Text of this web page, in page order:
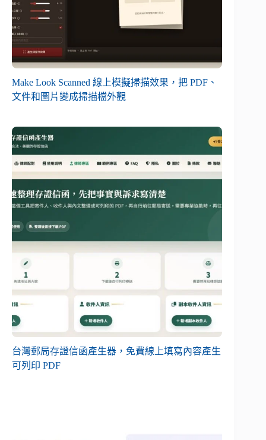
Make Look Scanned 線上模擬掃描效果，把 PDF、
文件和圖片變成掃描檔外觀
台灣郵局存證信函產生器，免費線上填寫內容產生
可列印 PDF